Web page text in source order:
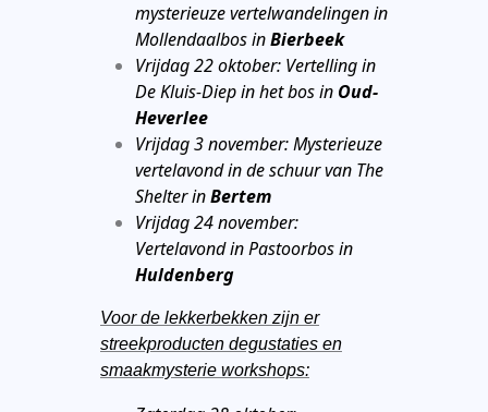
mysterieuze vertelwandelingen in
Mollendaalbos inBierbeek
Vrijdag 22 oktober: Vertelling in
De Kluis-Diep in het bos in Oud-
Heverlee
Vrijdag 3 november: Mysterieuze
vertelavond in de schuur van The
Shelter inBertem
Vrijdag 24 november:
Vertelavond in Pastoorbos in
Huldenberg
Voor de lekkerbekken zijn er
streekproducten degustaties en
smaakmysterie workshops: